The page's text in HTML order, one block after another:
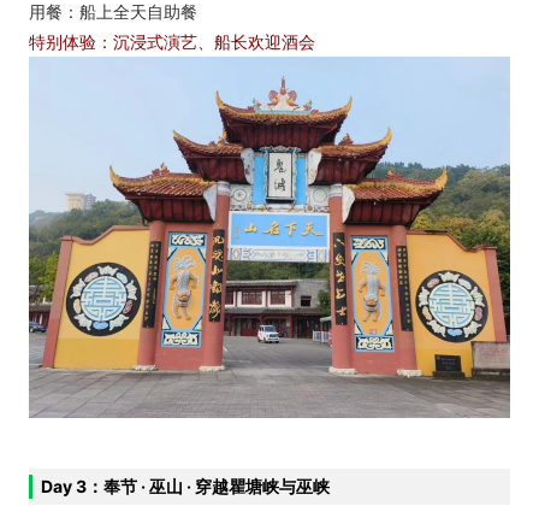
用餐：船上全天自助餐
特别体验：沉浸式演艺、船长欢迎酒会
Day 3：奉节 · 巫山 · 穿越瞿塘峡与巫峡